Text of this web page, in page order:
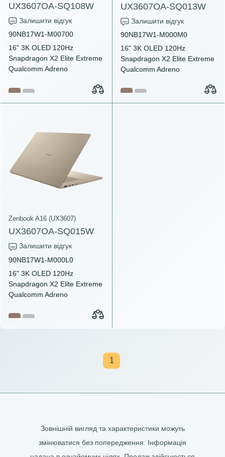
UX3607OA-SQ108W
Залишити відгук
90NB17W1-M00700
16" 3K OLED 120Hz
Snapdragon X2 Elite Extreme
Qualcomm Adreno
UX3607OA-SQ013W
Залишити відгук
90NB17W1-M000M0
16" 3K OLED 120Hz
Snapdragon X2 Elite Extreme
Qualcomm Adreno
Zenbook A16 (UX3607)
UX3607OA-SQ015W
Залишити відгук
90NB17W1-M000L0
16" 3K OLED 120Hz
Snapdragon X2 Elite Extreme
Qualcomm Adreno
1
Зовнішній вигляд та характеристики можуть
змінюватися без попередження. Інформація